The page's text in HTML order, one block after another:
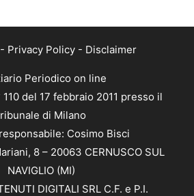
- Privacy Policy- Disclaimer
Periodico on line
del 17 febbraio 2011 presso il
di Milano
Cosimo Bisci
8 – 20063 CERNUSCO SUL
NAVIGLIO (MI)
DIGITALI SRL C.F. e P.I.